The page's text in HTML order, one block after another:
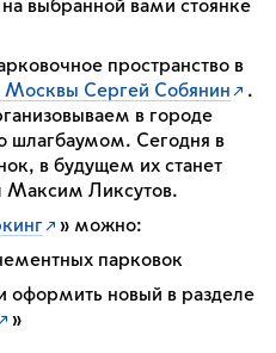
выбранной вами стоянке
пространство в
Сергей Собянин
.
в городе
шлагбаумом. Сегодня в
в будущем их станет
Максим Ликсутов.
» можно:
парковок
оформить новый в разделе
»